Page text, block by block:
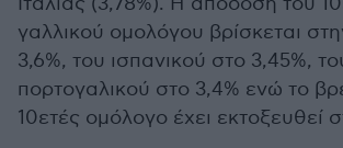
γαλλικού ομολόγου βρίσκεται
3,6%, του ισπανικού στο 3,45%,
πορτογαλικού στο 3,4% ενώ το
10ετές ομόλογο έχει εκτοξευθεί